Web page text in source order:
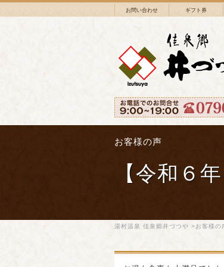
お問い合わせ ギフト券
お客様の声
【令和
湯村温泉 佳泉郷井づつや >お客様の